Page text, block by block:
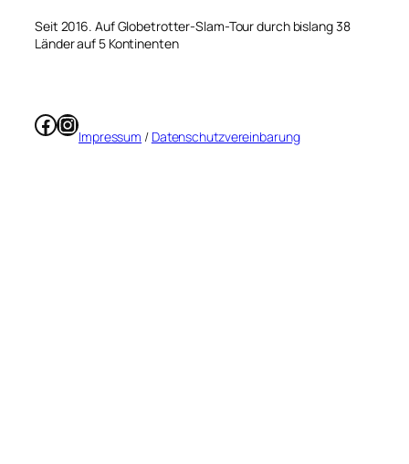
Seit 2016. Auf Globetrotter-Slam-Tour durch bislang 38
Länder auf 5 Kontinenten
Facebook
Instagram
Impressum / Datenschutzvereinbarung